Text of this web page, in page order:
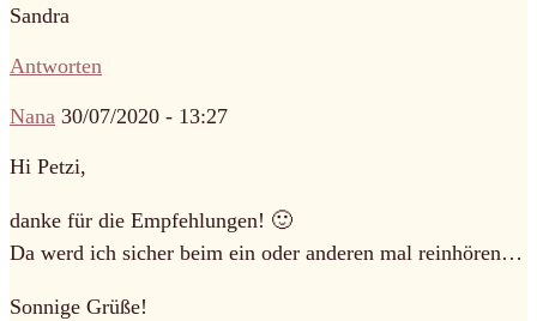
Sandra
Antworten
Nana 30/07/2020 - 13:27
Hi Petzi,
danke für die Empfehlungen! 🙂
Da werd ich sicher beim ein oder anderen mal reinhören…
Sonnige Grüße!